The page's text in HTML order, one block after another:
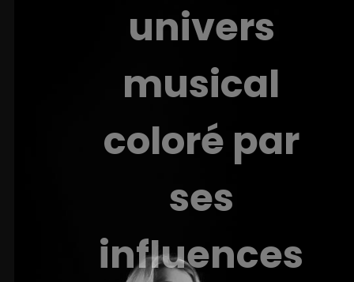
univers
musical
coloré par
ses
influences